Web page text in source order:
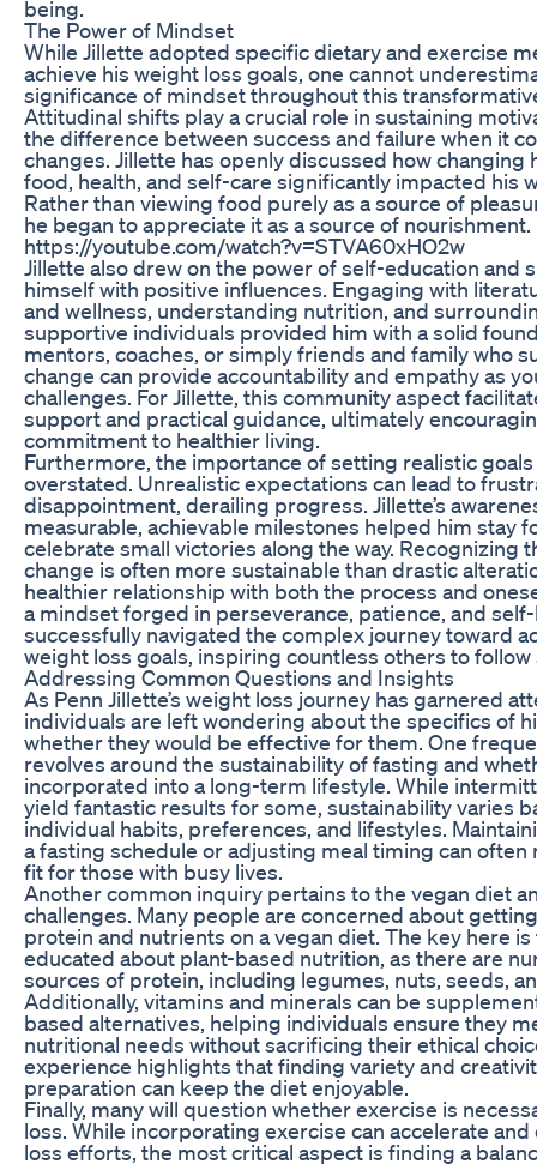
being.
The Power of Mindset
While Jillette adopted specific dietary and exercise
achieve his weight loss goals, one cannot
significance of mindset throughout this
Attitudinal shifts play a crucial role in sustaining
the difference between success and failure when it
changes. Jillette has openly discussed how changing
food, health, and self-care significantly impacted his
Rather than viewing food purely as a source of
he began to appreciate it as a source of nourishment.
https://youtube.com/watch?v=STVA60xHO2w
Jillette also drew on the power of self-education and
himself with positive influences. Engaging with
and wellness, understanding nutrition, and
supportive individuals provided him with a solid
mentors, coaches, or simply friends and family who
change can provide accountability and empathy as
challenges. For Jillette, this community aspect
support and practical guidance, ultimately
commitment to healthier living.
Furthermore, the importance of setting realistic
overstated. Unrealistic expectations can lead to
disappointment, derailing progress. Jillette’s
measurable, achievable milestones helped him stay
celebrate small victories along the way. Recognizing
change is often more sustainable than drastic
healthier relationship with both the process and
a mindset forged in perseverance, patience, and
successfully navigated the complex journey toward
weight loss goals, inspiring countless others to follow
Addressing Common Questions and Insights
As Penn Jillette’s weight loss journey has garnered
individuals are left wondering about the specifics of
whether they would be effective for them. One
revolves around the sustainability of fasting and
incorporated into a long-term lifestyle. While
yield fantastic results for some, sustainability varies
individual habits, preferences, and lifestyles.
a fasting schedule or adjusting meal timing can often
fit for those with busy lives.
Another common inquiry pertains to the vegan diet
challenges. Many people are concerned about
protein and nutrients on a vegan diet. The key here
educated about plant-based nutrition, as there are
sources of protein, including legumes, nuts, seeds,
Additionally, vitamins and minerals can be
based alternatives, helping individuals ensure they
nutritional needs without sacrificing their ethical
experience highlights that finding variety and
preparation can keep the diet enjoyable.
Finally, many will question whether exercise is
loss. While incorporating exercise can accelerate
loss efforts, the most critical aspect is finding a